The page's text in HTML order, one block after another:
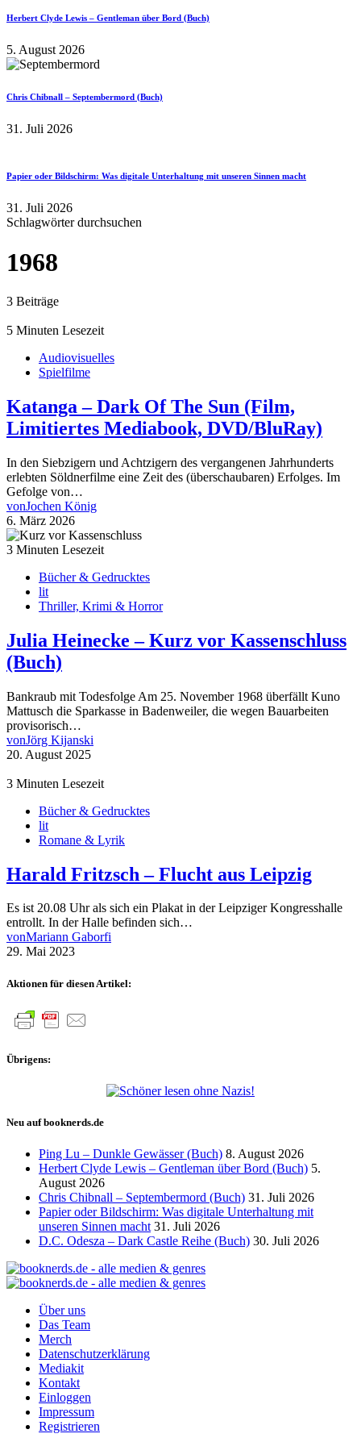
Herbert Clyde Lewis – Gentleman über Bord (Buch)
5. August 2026
Chris Chibnall – Septembermord (Buch)
31. Juli 2026
Papier oder Bildschirm: Was digitale Unterhaltung mit unseren Sinnen macht
31. Juli 2026
Schlagwörter durchsuchen
1968
3 Beiträge
5 Minuten Lesezeit
Audiovisuelles
Spielfilme
Katanga – Dark Of The Sun (Film,
Limitiertes Mediabook, DVD/BluRay)
In den Siebzigern und Achtzigern des vergangenen Jahrhunderts
erlebten Söldnerfilme eine Zeit des (überschaubaren) Erfolges. Im
Gefolge von…
vonJochen König
6. März 2026
3 Minuten Lesezeit
Bücher & Gedrucktes
lit
Thriller, Krimi & Horror
Julia Heinecke – Kurz vor Kassenschluss
(Buch)
Bankraub mit Todesfolge Am 25. November 1968 überfällt Kuno
Mattusch die Sparkasse in Badenweiler, die wegen Bauarbeiten
provisorisch…
vonJörg Kijanski
20. August 2025
3 Minuten Lesezeit
Bücher & Gedrucktes
lit
Romane & Lyrik
Harald Fritzsch – Flucht aus Leipzig
Es ist 20.08 Uhr als sich ein Plakat in der Leipziger Kongresshalle
entrollt. In der Halle befinden sich…
vonMariann Gaborfi
29. Mai 2023
Aktionen für diesen Artikel:
Übrigens:
Neu auf booknerds.de
Ping Lu – Dunkle Gewässer (Buch) 8. August 2026
Herbert Clyde Lewis – Gentleman über Bord (Buch) 5.
August 2026
Chris Chibnall – Septembermord (Buch) 31. Juli 2026
Papier oder Bildschirm: Was digitale Unterhaltung mit
unseren Sinnen macht 31. Juli 2026
D.C. Odesza – Dark Castle Reihe (Buch) 30. Juli 2026
Über uns
Das Team
Merch
Datenschutzerklärung
Mediakit
Kontakt
Einloggen
Impressum
Registrieren